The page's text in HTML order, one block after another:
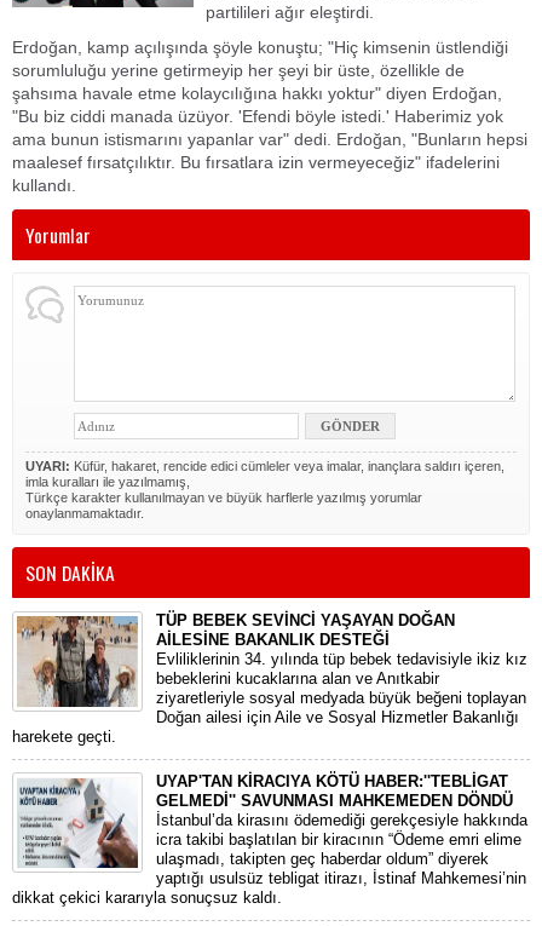
partilileri ağır eleştirdi.
Erdoğan, kamp açılışında şöyle konuştu; "Hiç kimsenin üstlendiği
sorumluluğu yerine getirmeyip her şeyi bir üste, özellikle de
şahsıma havale etme kolaycılığına hakkı yoktur" diyen Erdoğan,
"Bu biz ciddi manada üzüyor. 'Efendi böyle istedi.' Haberimiz yok
ama bunun istismarını yapanlar var" dedi. Erdoğan, "Bunların hepsi
maalesef fırsatçılıktır. Bu fırsatlara izin vermeyeceğiz" ifadelerini
kullandı.
Yorumlar
UYARI: Küfür, hakaret, rencide edici cümleler veya imalar, inançlara saldırı içeren,
imla kuralları ile yazılmamış,
Türkçe karakter kullanılmayan ve büyük harflerle yazılmış yorumlar
onaylanmamaktadır.
SON DAKİKA
TÜP BEBEK SEVİNCİ YAŞAYAN DOĞAN
AİLESİNE BAKANLIK DESTEĞİ
​Evliliklerinin 34. yılında tüp bebek tedavisiyle ikiz kız
bebeklerini kucaklarına alan ve Anıtkabir
ziyaretleriyle sosyal medyada büyük beğeni toplayan
Doğan ailesi için Aile ve Sosyal Hizmetler Bakanlığı
harekete geçti.
UYAP'TAN KİRACIYA KÖTÜ HABER:''TEBLİGAT
GELMEDİ'' SAVUNMASI MAHKEMEDEN DÖNDÜ
​İstanbul’da kirasını ödemediği gerekçesiyle hakkında
icra takibi başlatılan bir kiracının “Ödeme emri elime
ulaşmadı, takipten geç haberdar oldum” diyerek
yaptığı usulsüz tebligat itirazı, İstinaf Mahkemesi’nin
dikkat çekici kararıyla sonuçsuz kaldı.